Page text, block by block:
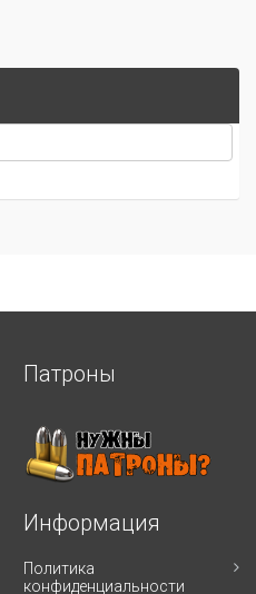
Патроны
Информация
Политика
конфиденциальности